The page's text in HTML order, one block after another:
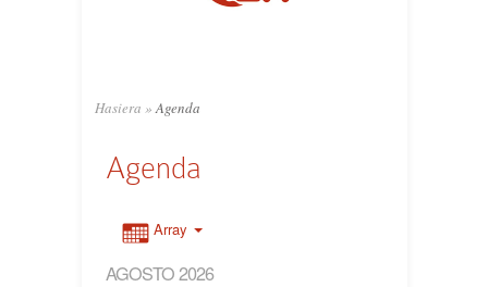
Hasiera » Agenda
Agenda
Array
AGOSTO 2026